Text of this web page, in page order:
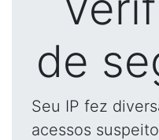
de
Seu IP fez
acessos